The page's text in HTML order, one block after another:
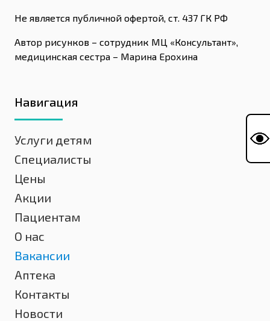
Не является публичной офертой, ст. 437 ГК РФ
Автор рисунков – сотрудник МЦ «Консультант»,
медицинская сестра – Марина Ерохина
Навигация
Услуги детям
Специалисты
Цены
Акции
Пациентам
О нас
Вакансии
Аптека
Контакты
Новости